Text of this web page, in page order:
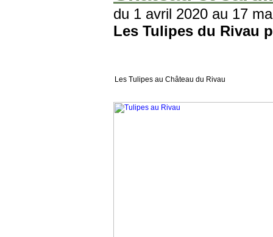
du 1 avril 2020 au 17
Les Tulipes du Rivau
Les Tulipes au Château du Rivau